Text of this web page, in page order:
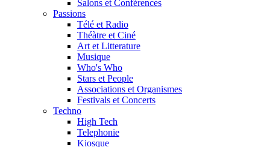
Salons et Conférences
Passions
Télé et Radio
Théàtre et Ciné
Art et Litterature
Musique
Who's Who
Stars et People
Associations et Organismes
Festivals et Concerts
Techno
High Tech
Telephonie
Kiosque